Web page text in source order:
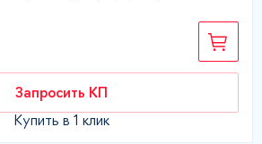
Запросить КП
Купить в 1 клик